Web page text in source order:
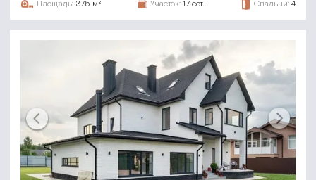
Площадь: 375 м² Участок: 17 сот. Спальни: 4